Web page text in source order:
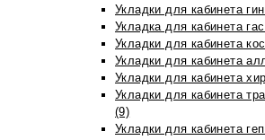
Укладки для кабинета
Укладка для кабинета
Укладки для кабинета
Укладки для кабинета
Укладки для кабинета
Укладки для кабинета
(9)
Укладки для кабинета